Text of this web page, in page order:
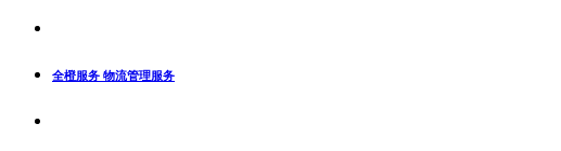
全橙服务 物流管理服务